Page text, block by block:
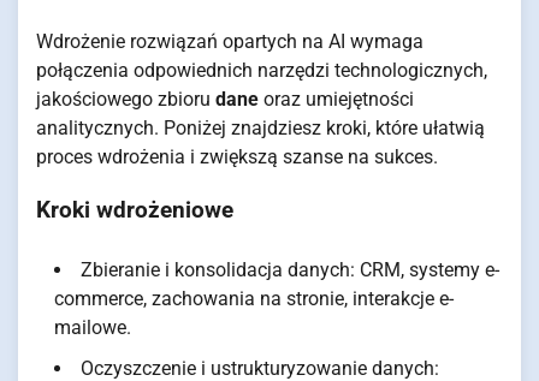
Wdrożenie rozwiązań opartych na AI wymaga
połączenia odpowiednich narzędzi technologicznych,
jakościowego zbioru dane oraz umiejętności
analitycznych. Poniżej znajdziesz kroki, które ułatwią
proces wdrożenia i zwiększą szanse na sukces.
Kroki wdrożeniowe
Zbieranie i konsolidacja danych: CRM, systemy e-
commerce, zachowania na stronie, interakcje e-
mailowe.
Oczyszczenie i ustrukturyzowanie danych: